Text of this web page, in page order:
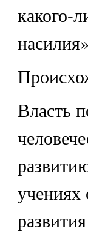
какого-
Власть
учениях